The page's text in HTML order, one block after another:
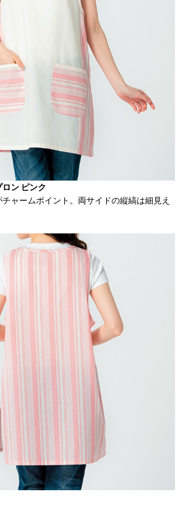
ン ピンク
ャームポイント。両サイドの縦縞は細見え